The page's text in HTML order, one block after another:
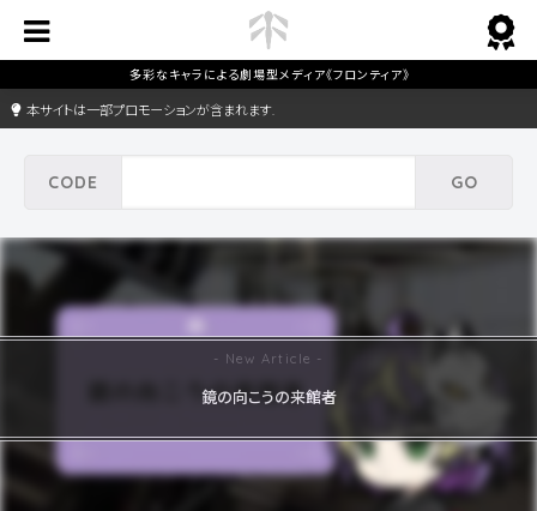
本サイトは一部プロモーションが含まれます.
鏡の向こうの来館者